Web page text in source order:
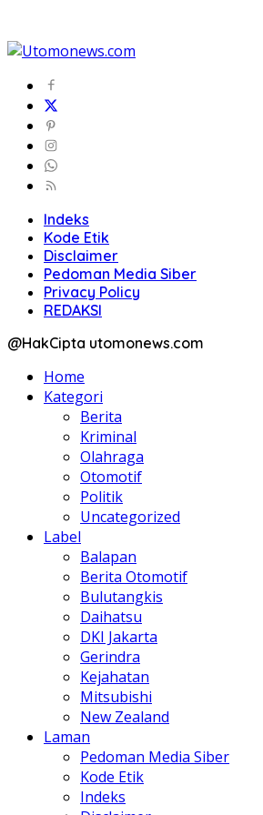
Indeks
Kode Etik
Disclaimer
Pedoman Media Siber
Privacy Policy
REDAKSI
@HakCipta utomonews.com
Home
Kategori
Berita
Kriminal
Olahraga
Otomotif
Politik
Uncategorized
Label
Balapan
Berita Otomotif
Bulutangkis
Daihatsu
DKI Jakarta
Gerindra
Kejahatan
Mitsubishi
New Zealand
Laman
Pedoman Media Siber
Kode Etik
Indeks